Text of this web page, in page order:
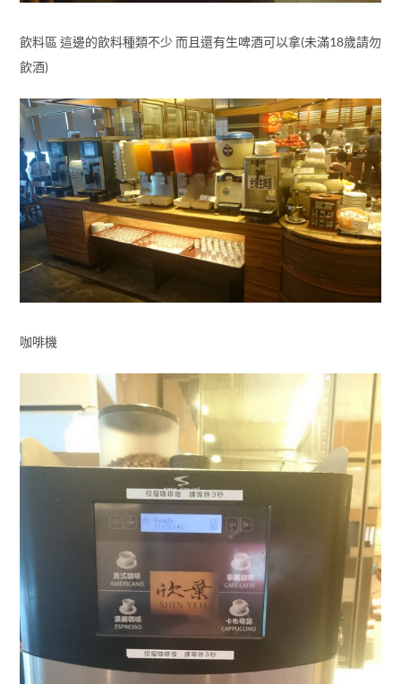
飲料區 這邊的飲料種類不少 而且還有生啤酒可以拿(未滿18歲請勿
飲酒)
咖啡機